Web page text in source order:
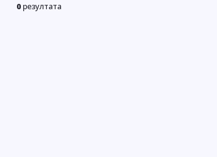
0 резултата